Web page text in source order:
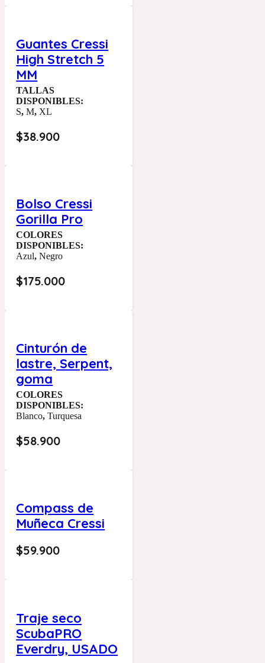
Guantes Cressi
High Stretch 5
MM
TALLAS
DISPONIBLES:
S,M, XL
$38.900
Bolso Cressi
Gorilla Pro
COLORES
DISPONIBLES:
Azul,Negro
$175.000
Cinturón de
lastre, Serpent,
goma
COLORES
DISPONIBLES:
Blanco,Turquesa
$58.900
Compass de
Muñeca Cressi
$59.900
Traje seco
ScubaPRO
Everdry, USADO